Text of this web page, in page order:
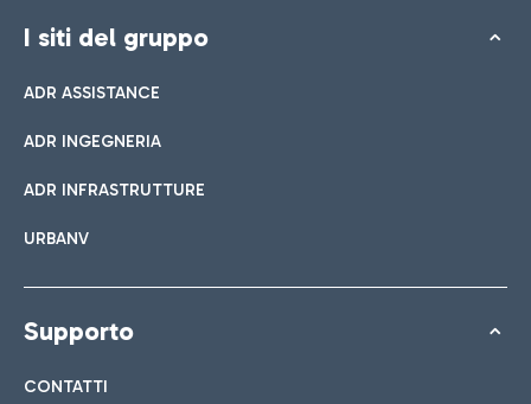
I siti del gruppo
ADR ASSISTANCE
ADR INGEGNERIA
ADR INFRASTRUTTURE
URBANV
Supporto
CONTATTI